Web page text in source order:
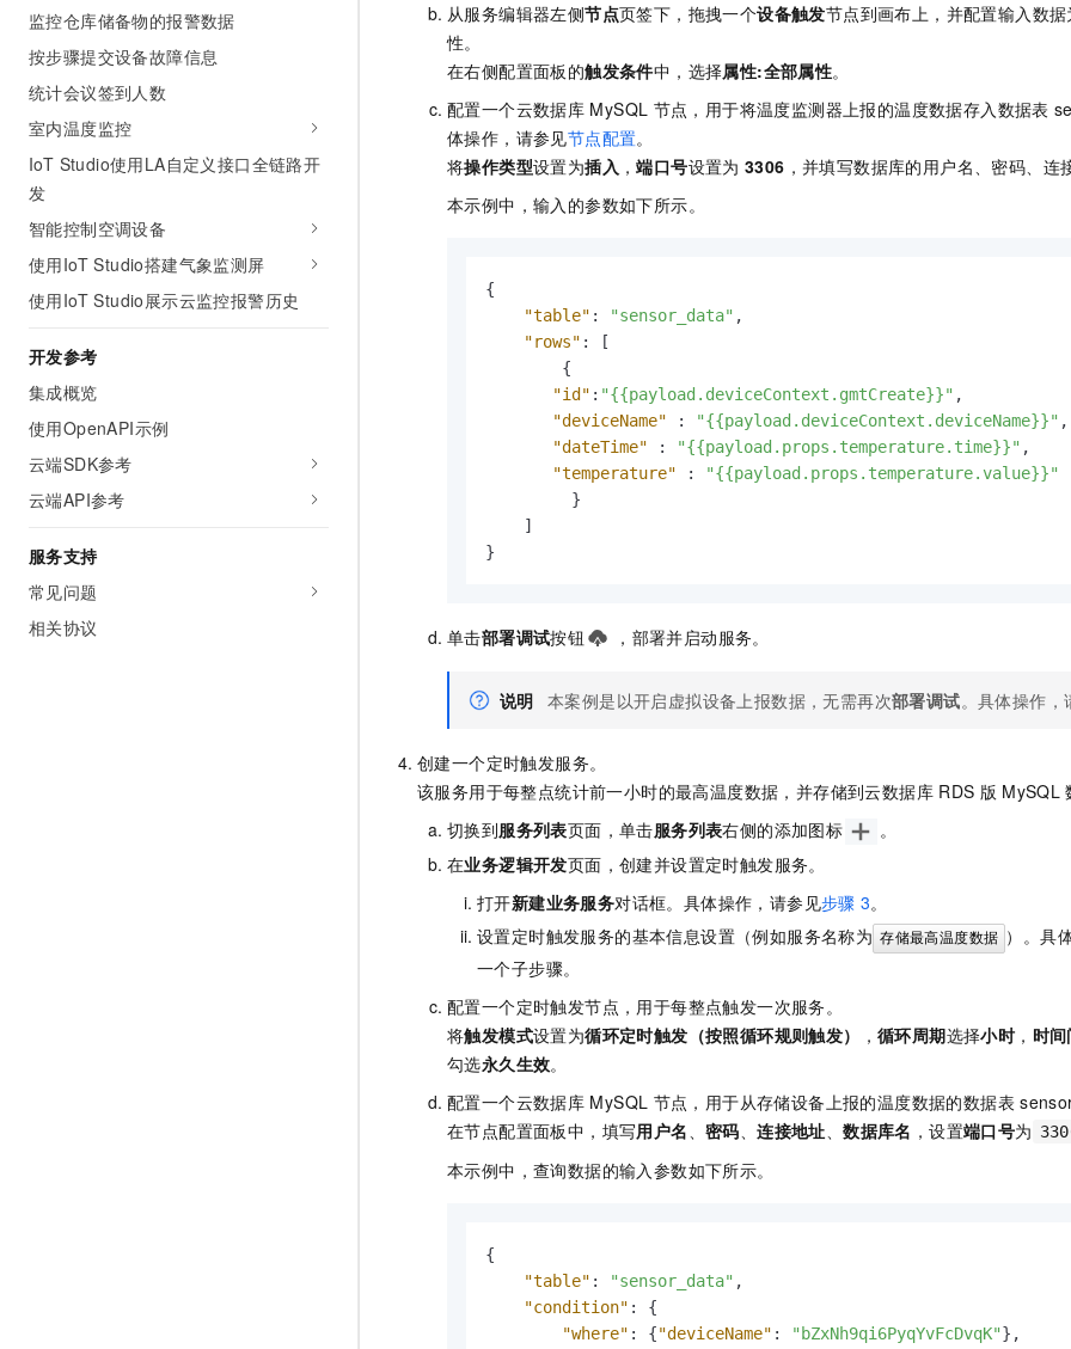
监控仓库储备物的报警数据
按步骤提交设备故障信息
统计会议签到人数
室内温度监控
IoT Studio使用LA自定义接口全链路开
发
智能控制空调设备
使用IoT Studio搭建气象监测屏
使用IoT Studio展示云监控报警历史
开发参考
集成概览
使用OpenAPI示例
云端SDK参考
云端API参考
服务支持
常见问题
相关协议
从服务编辑器左侧节点页签下，拖拽一个设备触发节点到画布上，并配置输入数
性。
在右侧配置面板的触发条件中，选择属性:全部属性。
配置一个云数据库 MySQL 节点，用于将温度监测器上报的温度数据存入数据表
体操作，请参见节点配置。
将操作类型设置为插入 ，端口号设置为 3306 ，并填写数据库的用户名、密码、连
本示例中，输入的参数如下所示。
{
"table" : "sensor_data" ,
"rows" :
[
{
"id" : "{{payload.deviceContext.gmtCreate}}" ,
"deviceName"
: "{{payload.deviceContext.deviceName}}" ,
"dateTime"
: "{{payload.props.temperature.time}}" ,
"temperature"
:
"{{payload.props.temperature.value}}"
}
]
}
单击部署调试按钮 ，部署并启动服务。
说明 本案例是以开启虚拟设备上报数据，无需再次部署调试。具体操作，
创建一个定时触发服务。
该服务用于每整点统计前一小时的最高温度数据，并存储到云数据库 RDS 版 MySQL
切换到服务列表页面，单击服务列表右侧的添加图标
。
在业务逻辑开发页面，创建并设置定时触发服务。
打开新建业务服务对话框。具体操作，请参见步骤 3。
设置定时触发服务的基本信息设置（例如服务名称为 存储最高温度数据 ）。具
一个子步骤。
配置一个定时触发节点，用于每整点触发一次服务。
将触发模式设置为循环定时触发（按照循环规则触发） ，循环周期选择小时 ， 时
勾选永久生效。
配置一个云数据库 MySQL 节点，用于从存储设备上报的温度数据的数据表
在节点配置面板中，填写用户名、密码、连接地址、数据库名 ，设置端口号为
本示例中，查询数据的输入参数如下所示。
{
"table" : "sensor_data" ,
"condition" :
{
"where" : {"deviceName" : "bZxNh9qi6PyqYvFcDvqK"} ,